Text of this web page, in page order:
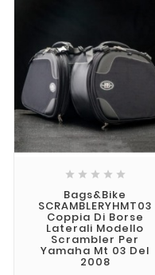
    
Bags&Bike
SCRAMBLERYHMT03
Coppia Di Borse
Laterali Modello
Scrambler Per
Yamaha Mt 03 Del
2008